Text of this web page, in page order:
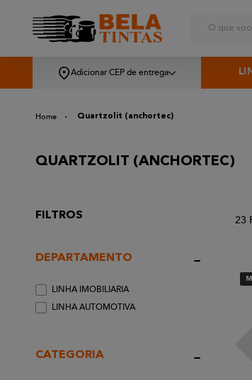
Adicionar CEP de entrega
Quartzolit (anchortec)
QUARTZOLIT (ANCHORTEC)
FILTROS
DEPARTAMENTO
LINHA IMOBILIARIA
LINHA AUTOMOTIVA
CATEGORIA
23